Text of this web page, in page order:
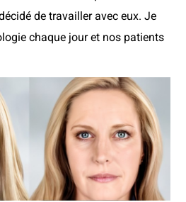
de travailler avec eux. Je
chaque jour et nos patients